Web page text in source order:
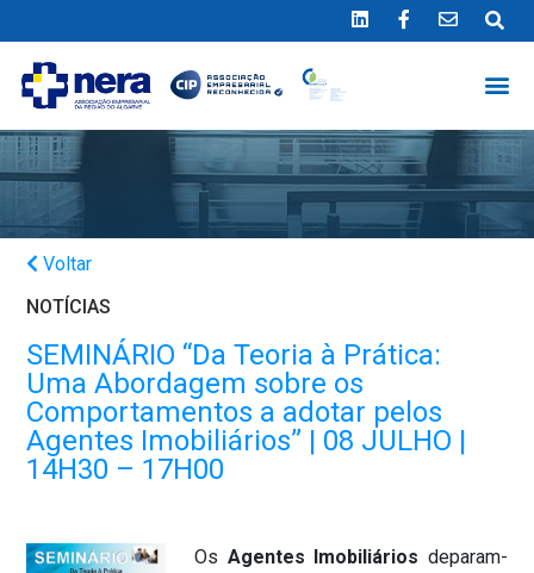
Voltar
NOTÍCIAS
SEMINÁRIO “Da Teoria à Prática:
Uma Abordagem sobre os
Comportamentos a adotar pelos
Agentes Imobiliários” | 08 JULHO |
14H30 – 17H00
Os Agentes Imobiliários deparam-